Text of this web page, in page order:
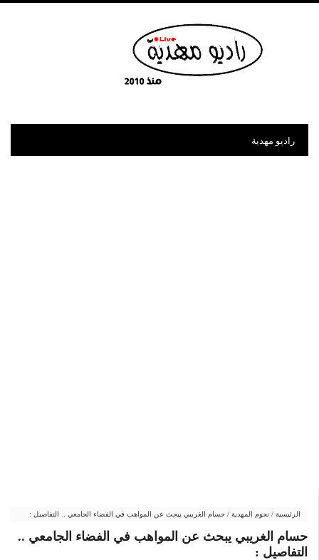
راديو مهدية
الرئيسية / نجوم المهدية / حسام الغريبي يبحث عن المواهب في الفضاء الجامعي .. التفاصيل :
حسام الغريبي يبحث عن المواهب في الفضاء الجامعي ..
التفاصيل :